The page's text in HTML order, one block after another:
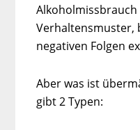
Verhaltensmuster,
negativen Folgen
Aber was ist
gibt 2 Typen: